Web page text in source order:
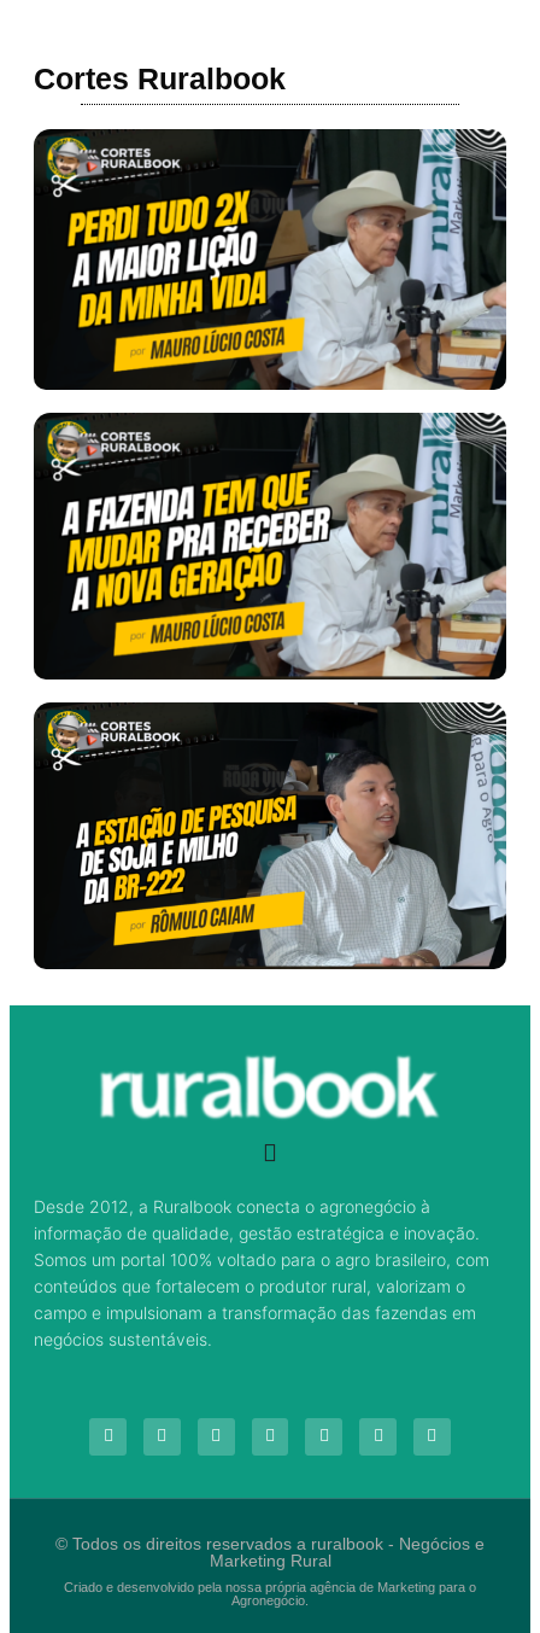
Cortes Ruralbook
Desde 2012, a Ruralbook conecta o agronegócio à
informação de qualidade, gestão estratégica e inovação.
Somos um portal 100% voltado para o agro brasileiro, com
conteúdos que fortalecem o produtor rural, valorizam o
campo e impulsionam a transformação das fazendas em
negócios sustentáveis.
© Todos os direitos reservados a ruralbook - Negócios e
Marketing Rural
Criado e desenvolvido pela nossa própria agência de Marketing para o
Agronegócio.